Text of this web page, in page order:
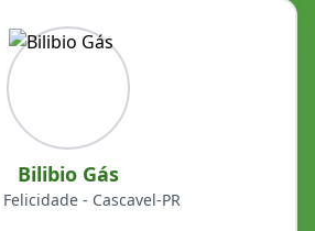
Bilibio Gás
- Cascavel-PR